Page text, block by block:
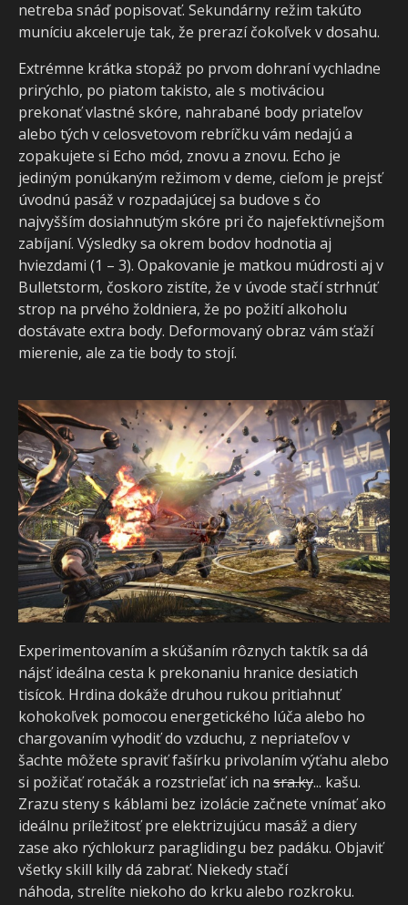
netreba snáď popisovať. Sekundárny režim takúto
muníciu akceleruje tak, že prerazí čokoľvek v dosahu.
Extrémne krátka stopáž po prvom dohraní vychladne
prirýchlo, po piatom takisto, ale s motiváciou
prekonať vlastné skóre, nahrabané body priateľov
alebo tých v celosvetovom rebríčku vám nedajú a
zopakujete si Echo mód, znovu a znovu. Echo je
jediným ponúkaným režimom v deme, cieľom je prejsť
úvodnú pasáž v rozpadajúcej sa budove s čo
najvyšším dosiahnutým skóre pri čo najefektívnejšom
zabíjaní. Výsledky sa okrem bodov hodnotia aj
hviezdami (1 – 3). Opakovanie je matkou múdrosti aj v
Bulletstorm, čoskoro zistíte, že v úvode stačí strhnúť
strop na prvého žoldniera, že po požití alkoholu
dostávate extra body. Deformovaný obraz vám sťaží
mierenie, ale za tie body to stojí.
Experimentovaním a skúšaním rôznych taktík sa dá
nájsť ideálna cesta k prekonaniu hranice desiatich
tisícok. Hrdina dokáže druhou rukou pritiahnuť
kohokoľvek pomocou energetického lúča alebo ho
chargovaním vyhodiť do vzduchu, z nepriateľov v
šachte môžete spraviť fašírku privolaním výťahu alebo
si požičať rotačák a rozstrieľať ich na sra.ky... kašu.
Zrazu steny s káblami bez izolácie začnete vnímať ako
ideálnu príležitosť pre elektrizujúcu masáž a diery
zase ako rýchlokurz paraglidingu bez padáku. Objaviť
všetky skill killy dá zabrať. Niekedy stačí
náhoda, strelíte niekoho do krku alebo rozkroku.